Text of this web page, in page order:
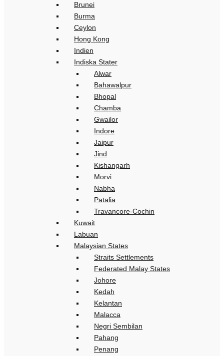
Brunei
Burma
Ceylon
Hong Kong
Indien
Indiska Stater
Alwar
Bahawalpur
Bhopal
Chamba
Gwailor
Indore
Jaipur
Jind
Kishangarh
Morvi
Nabha
Patalia
Travancore-Cochin
Kuwait
Labuan
Malaysian States
Straits Settlements
Federated Malay States
Johore
Kedah
Kelantan
Malacca
Negri Sembilan
Pahang
Penang